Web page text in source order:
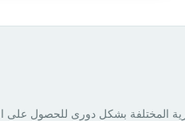
المختلفة بشكل دورى للحصول على